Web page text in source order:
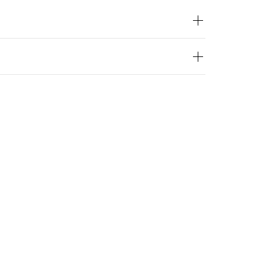
%97 doğal türevli*, vegan formülüyle
parlaklığı geri kazandırır, kızarıklık